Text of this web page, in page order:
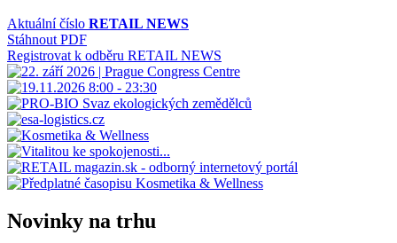
Aktuální číslo RETAIL NEWS
Stáhnout PDF
Registrovat k odběru RETAIL NEWS
Novinky na trhu